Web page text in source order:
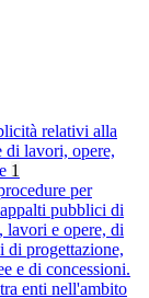
relativi alla
di lavori, opere,
1
per
pubblici di
lavori e opere, di
di progettazione,
e di concessioni.
enti nell'ambito